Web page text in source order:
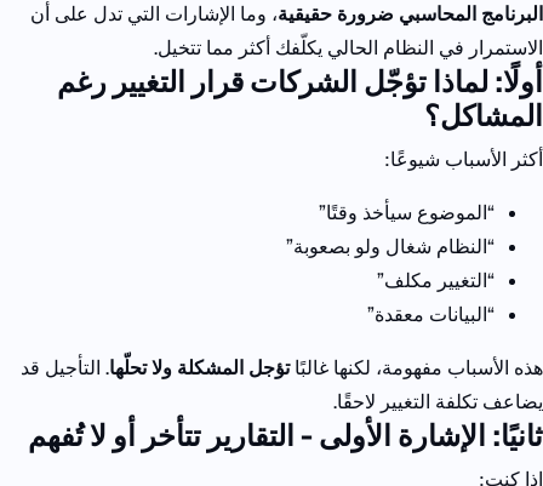
البرنامج المحاسبي ضرورة حقيقية، وما الإشارات التي تدل على أن
الاستمرار في النظام الحالي يكلّفك أكثر مما تتخيل.
أولًا: لماذا تؤجّل الشركات قرار التغيير رغم
المشاكل؟
أكثر الأسباب شيوعًا:
“الموضوع سيأخذ وقتًا”
“النظام شغال ولو بصعوبة”
“التغيير مكلف”
“البيانات معقدة”
هذه الأسباب مفهومة، لكنها غالبًاتؤجل المشكلة ولا تحلّها. التأجيل قد
يضاعف تكلفة التغيير لاحقًا.
ثانيًا: الإشارة الأولى - التقارير تتأخر أو لا تُفهم
إذا كنت: